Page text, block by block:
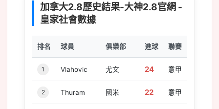
加拿大2.8歷史結果-大神2.8官網 -
皇家社會數據
排名 球員 俱樂部 進球 聯賽
1 Vlahovic 尤文 24 意甲
2 Thuram 國米 22 意甲